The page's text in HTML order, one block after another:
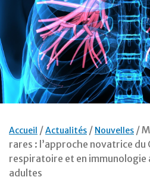
Accueil Actualités Nouvelles
rares : l’approche novatrice du
respiratoire et en immunologie
adultes